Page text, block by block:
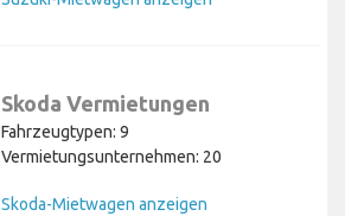
Skoda Vermietungen
Fahrzeugtypen: 9
Vermietungsunternehmen: 20
Skoda-Mietwagen anzeigen